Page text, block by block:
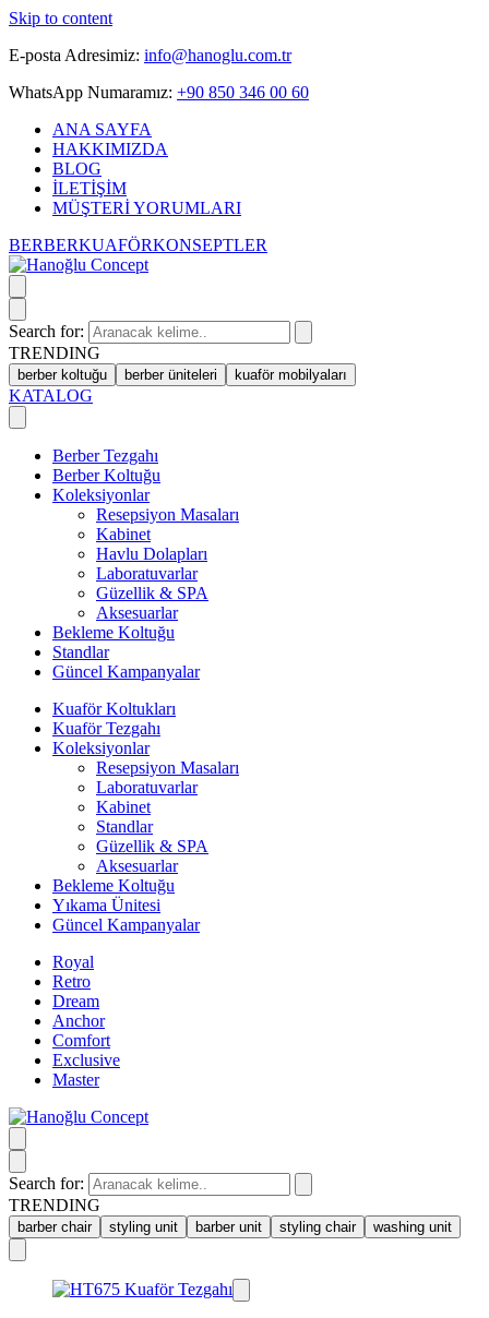
Skip to content
E-posta Adresimiz: info@hanoglu.com.tr
WhatsApp Numaramız: +90 850 346 00 60
ANA SAYFA
HAKKIMIZDA
BLOG
İLETİŞİM
MÜŞTERİ YORUMLARI
BERBERKUAFÖRKONSEPTLER
Search for:
TRENDING
berber koltuğu berber üniteleri kuaför mobilyaları
KATALOG
Berber Tezgahı
Berber Koltuğu
Koleksiyonlar
Resepsiyon Masaları
Kabinet
Havlu Dolapları
Laboratuvarlar
Güzellik & SPA
Aksesuarlar
Bekleme Koltuğu
Standlar
Güncel Kampanyalar
Kuaför Koltukları
Kuaför Tezgahı
Koleksiyonlar
Resepsiyon Masaları
Laboratuvarlar
Kabinet
Standlar
Güzellik & SPA
Aksesuarlar
Bekleme Koltuğu
Yıkama Ünitesi
Güncel Kampanyalar
Royal
Retro
Dream
Anchor
Comfort
Exclusive
Master
Search for:
TRENDING
barber chair styling unit barber unit styling chair washing unit